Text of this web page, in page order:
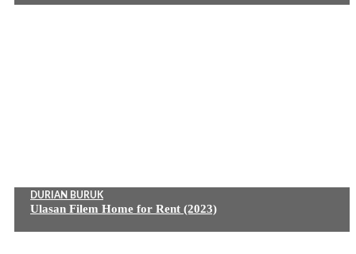
DURIAN BURUK
Ulasan Filem Home for Rent (2023)